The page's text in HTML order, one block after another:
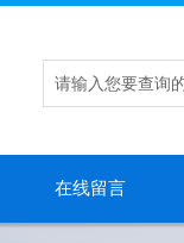
在线留言